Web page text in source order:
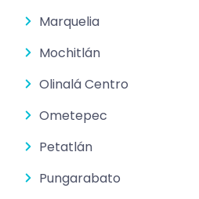
Marquelia
Mochitlán
Olinalá Centro
Ometepec
Petatlán
Pungarabato